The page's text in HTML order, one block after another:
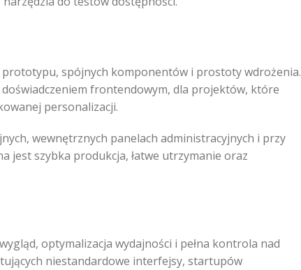
spójnych komponentów i prostoty wdrożenia.
frontendowym, dla projektów, które
personalizacji.
wewnętrznych panelach administracyjnych i przy
jest szybka produkcja, łatwe utrzymanie oraz
optymalizacja wydajności i pełna kontrola nad
niestandardowe interfejsy, startupów